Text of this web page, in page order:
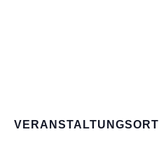
VERANSTALTUNGSORT